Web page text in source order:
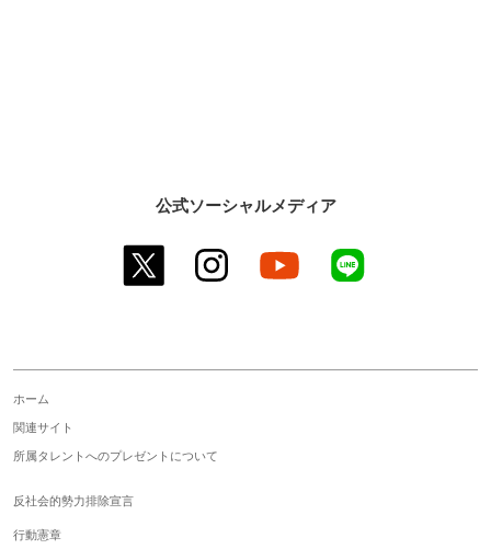
公式ソーシャルメディア
twitter instagram youtube
ホーム
関連サイト
所属タレントへのプレゼントについて
反社会的勢力排除宣言
行動憲章